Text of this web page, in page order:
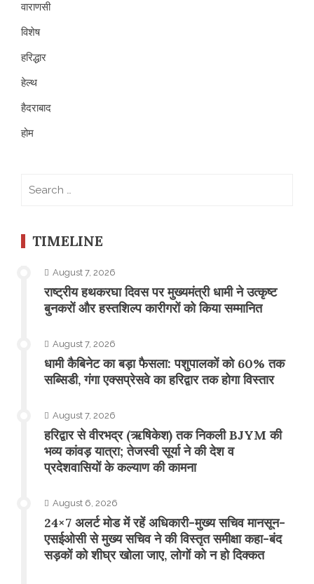
वाराणसी
विशेष
हरिद्धार
हेल्थ
हैदराबाद
होम
TIMELINE
August 7, 2026
राष्ट्रीय हथकरघा दिवस पर मुख्यमंत्री धामी ने उत्कृष्ट
बुनकरों और हस्तशिल्प कारीगरों को किया सम्मानित
August 7, 2026
​धामी कैबिनेट का बड़ा फैसला: पशुपालकों को 60% तक
सब्सिडी, गंगा एक्सप्रेसवे का हरिद्वार तक होगा विस्तार
August 7, 2026
​हरिद्वार से वीरभद्र (ऋषिकेश) तक निकली BJYM की
भव्य कांवड़ यात्रा; तेजस्वी सूर्या ने की देश व
प्रदेशवासियों के कल्याण की कामना
August 6, 2026
24×7 अलर्ट मोड में रहें अधिकारी-मुख्य सचिव मानसून-
एसईओसी से मुख्य सचिव ने की विस्तृत समीक्षा कहा-बंद
सड़कों को शीघ्र खोला जाए, लोगों को न हो दिक्कत